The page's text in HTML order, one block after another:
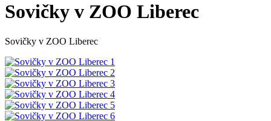
Sovičky v ZOO Liberec
Sovičky v ZOO Liberec